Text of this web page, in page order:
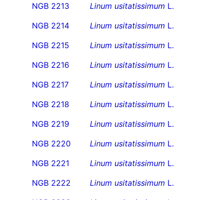
NGB 2213
Linum usitatissimum L.
NGB 2214
Linum usitatissimum L.
NGB 2215
Linum usitatissimum L.
NGB 2216
Linum usitatissimum L.
NGB 2217
Linum usitatissimum L.
NGB 2218
Linum usitatissimum L.
NGB 2219
Linum usitatissimum L.
NGB 2220
Linum usitatissimum L.
NGB 2221
Linum usitatissimum L.
NGB 2222
Linum usitatissimum L.